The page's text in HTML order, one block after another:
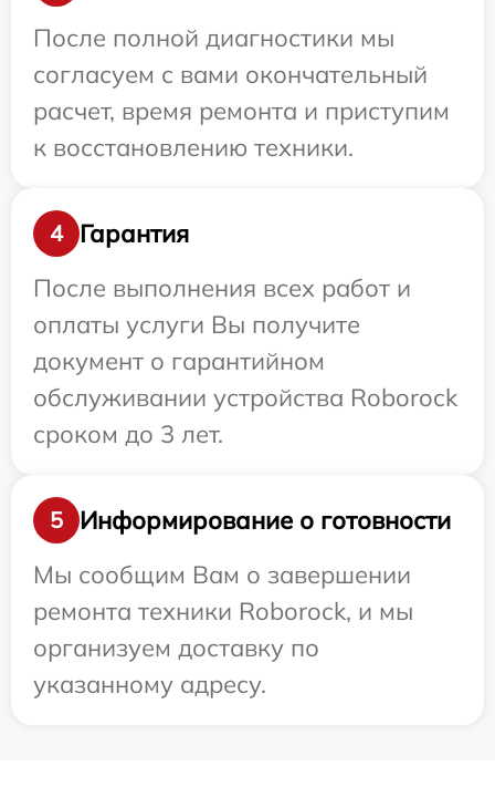
После полной диагностики мы
согласуем с вами окончательный
расчет, время ремонта и приступим
к восстановлению техники.
4
Гарантия
После выполнения всех работ и
оплаты услуги Вы получите
документ о гарантийном
обслуживании устройства Roborock
сроком до 3 лет.
5
Информирование о готовности
Мы сообщим Вам о завершении
ремонта техники Roborock, и мы
организуем доставку по
указанному адресу.